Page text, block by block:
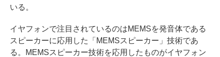
いる。
イヤフォンで注目されているのはMEMSを発音体である
スピーカーに応用した「MEMSスピーカー」技術であ
る。MEMSスピーカー技術を応用したものがイヤフォン